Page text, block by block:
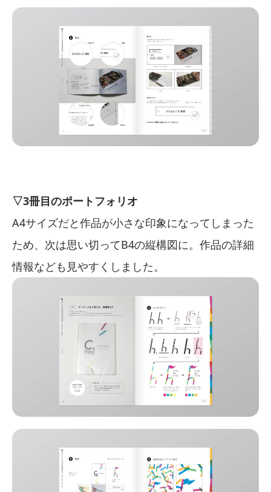
▽3冊目のポートフォリオ
A4サイズだと作品が小さな印象になってしまった
ため、次は思い切ってB4の縦構図に。作品の詳細
情報なども見やすくしました。